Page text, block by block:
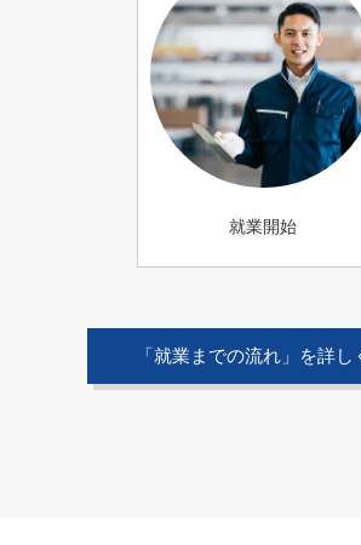
就業開始
「就業までの流れ」を詳し